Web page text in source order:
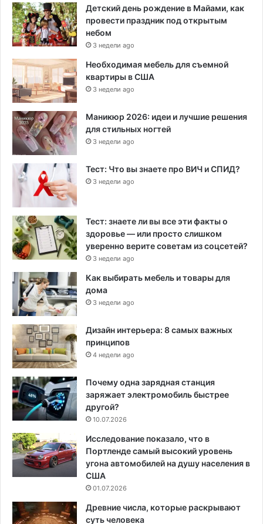
Детский день рождение в Майами, как
провести праздник под открытым
небом
3 недели ago
Необходимая мебель для съемной
квартиры в США
3 недели ago
Маникюр 2026: идеи и лучшие решения
для стильных ногтей
3 недели ago
Тест: Что вы знаете про ВИЧ и СПИД?
3 недели ago
Тест: знаете ли вы все эти факты о
здоровье — или просто слишком
уверенно верите советам из соцсетей?
3 недели ago
Как выбирать мебель и товары для
дома
3 недели ago
Дизайн интерьера: 8 самых важных
принципов
4 недели ago
Почему одна зарядная станция
заряжает электромобиль быстрее
другой?
10.07.2026
Исследование показало, что в
Портленде самый высокий уровень
угона автомобилей на душу населения в
США
01.07.2026
Древние числа, которые раскрывают
суть человека